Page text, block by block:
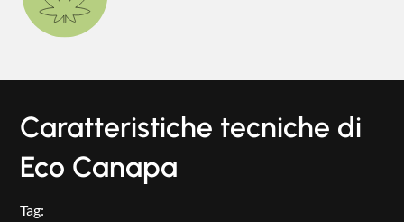
Caratteristiche tecniche di
Eco Canapa
Tag: